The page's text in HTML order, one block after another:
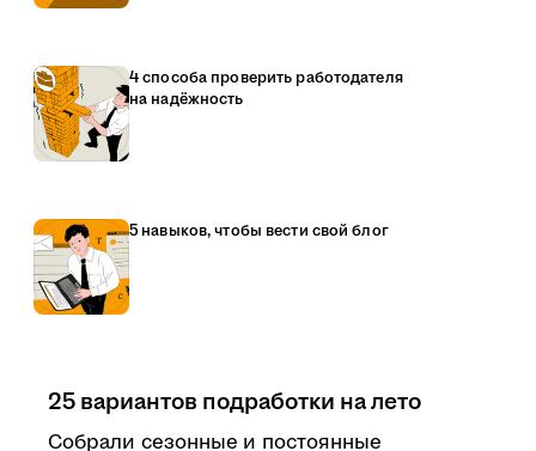
4 способа проверить работодателя
на надёжность
5 навыков, чтобы вести свой блог
25 вариантов подработки на лето
Собрали сезонные и постоянные